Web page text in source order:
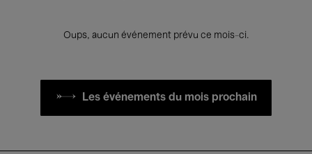
Oups, aucun événement prévu ce mois-ci.
Les événements du mois prochain